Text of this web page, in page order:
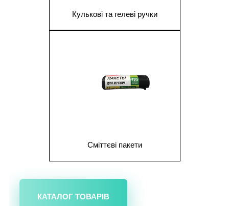
Кулькові та гелеві ручки
Сміттєві пакети
КАТАЛОГ ТОВАРІВ